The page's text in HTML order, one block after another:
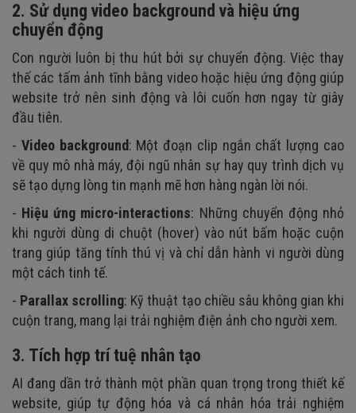
2. Sử dụng video background và hiệu ứng
chuyển động
Con người luôn bị thu hút bởi sự chuyển động. Việc thay
thế các tấm ảnh tĩnh bằng video hoặc hiệu ứng động giúp
website trở nên sinh động và lôi cuốn hơn ngay từ giây
đầu tiên.
- Video background: Một đoạn clip ngắn chất lượng cao
về quy mô nhà máy, đội ngũ nhân sự hay quy trình dịch vụ
sẽ tạo dựng lòng tin mạnh mẽ hơn hàng ngàn lời nói.
- Hiệu ứng micro-interactions: Những chuyển động nhỏ
khi người dùng di chuột (hover) vào nút bấm hoặc cuộn
trang giúp tăng tính thú vị và chỉ dẫn hành vi người dùng
một cách tinh tế.
- Parallax scrolling: Kỹ thuật tạo chiều sâu không gian khi
cuộn trang, mang lại trải nghiệm điện ảnh cho người xem.
3. Tích hợp trí tuệ nhân tạo
AI đang dần trở thành một phần quan trọng trong thiết kế
website, giúp tự động hóa và cá nhân hóa trải nghiệm